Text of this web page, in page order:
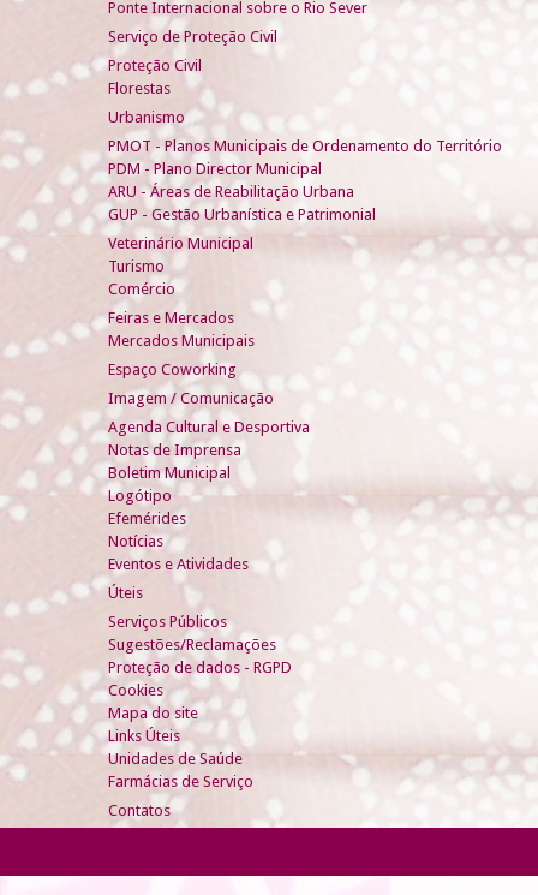
Ponte Internacional sobre o Rio Sever
Serviço de Proteção Civil
Proteção Civil
Florestas
Urbanismo
PMOT - Planos Municipais de Ordenamento do Território
PDM - Plano Director Municipal
ARU - Áreas de Reabilitação Urbana
GUP - Gestão Urbanística e Patrimonial
Veterinário Municipal
Turismo
Comércio
Feiras e Mercados
Mercados Municipais
Espaço Coworking
Imagem / Comunicação
Agenda Cultural e Desportiva
Notas de Imprensa
Boletim Municipal
Logótipo
Efemérides
Notícias
Eventos e Atividades
Úteis
Serviços Públicos
Sugestões/Reclamações
Proteção de dados - RGPD
Cookies
Mapa do site
Links Úteis
Unidades de Saúde
Farmácias de Serviço
Contatos